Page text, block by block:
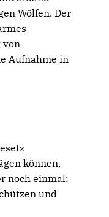
Wölfen. Der
von
Aufnahme in
können,
noch einmal:
und